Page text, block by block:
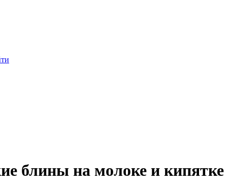
блины на молоке и кипятке